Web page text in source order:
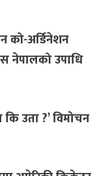
अर्डिनेशन
नेपालको उपाधि
कि उता ?’ विमोचन